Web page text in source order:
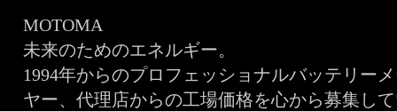
MOTOMA
未来のためのエネルギー。
1994年からのプロフェッショナルバッテリー
ヤー、代理店からの工場価格を心から募集し